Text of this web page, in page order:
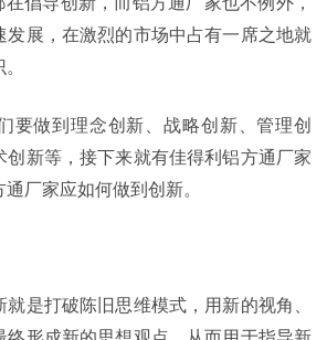
发展，在激烈的市场中占有一席之地就
做到理念创新、战略创新、管理创
创新等，接下来就有佳得利铝方通厂家
厂家应如何做到创新。
打破陈旧思维模式，用新的视角、